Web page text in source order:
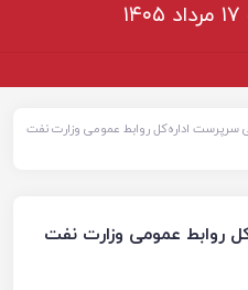
اداره‌کل روابط عمومی وزارت نفت
روابط عمومی وزارت نفت